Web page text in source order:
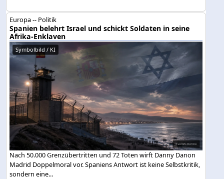
Europa -- Politik
Spanien belehrt Israel und schickt Soldaten in seine
Afrika-Enklaven
Symbolbild / KI
Nach 50.000 Grenzübertritten und 72 Toten wirft Danny Danon
Madrid Doppelmoral vor. Spaniens Antwort ist keine Selbstkritik,
sondern eine...